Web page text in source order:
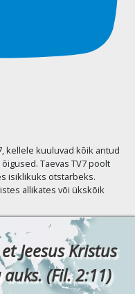
kellele kuuluvad kõik antud
Taevas TV7 poolt
isiklikuks otstarbeks.
allikates või ükskõik
Jeesus Kristus
(Fil. 2:11)